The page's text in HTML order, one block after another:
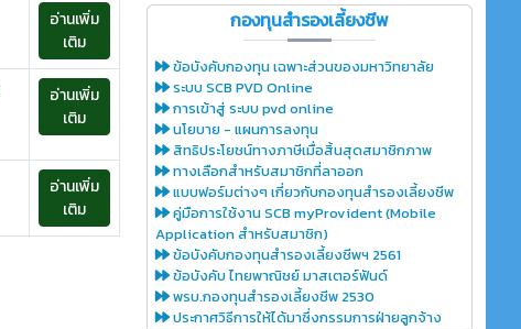
อ่านเพิ่ม
เติม
อ่านเพิ่ม
เติม
อ่านเพิ่ม
เติม
กองทุนสำรองเลี้ยงชีพ
ข้อบังคับกองทุน เฉพาะส่วนของมหาวิทยาลัย
ระบบ SCB PVD Online
การเข้าสู่ ระบบ pvd online
นโยบาย - แผนการลงทุน
สิทธิประโยชน์ทางภาษีเมื่อสิ้นสุดสมาชิกภาพ
ทางเลือกสำหรับสมาชิกที่ลาออก
แบบฟอร์มต่างๆ เกี่ยวกับกองทุนสำรองเลี้ยงชีพ
คู่มือการใช้งาน SCB myProvident (Mobile
Application สำหรับสมาชิก)
ข้อบังคับกองทุนสำรองเลี้ยงชีพฯ 2561
ข้อบังคับ ไทยพาณิชย์ มาสเตอร์ฟันด์
พรบ.กองทุนสำรองเลี้ยงชีพ 2530
ประกาศวิธีการให้ได้มาซึ่งกรรมการฝ่ายลูกจ้าง